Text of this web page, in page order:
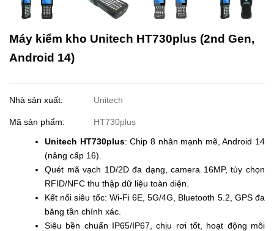
Máy kiểm kho Unitech HT730plus (2nd Gen,
Android 14)
Nhà sản xuất: Unitech
Mã sản phẩm:
HT730plus
Unitech HT730plus: Chip 8 nhân mạnh mẽ, Android 14
(nâng cấp 16).
Quét mã vạch 1D/2D đa dạng, camera 16MP, tùy chọn
RFID/NFC thu thập dữ liệu toàn diện.
Kết nối siêu tốc: Wi-Fi 6E, 5G/4G, Bluetooth 5.2, GPS đa
băng tần chính xác.
Siêu bền chuẩn IP65/IP67, chịu rơi tốt, hoạt động môi